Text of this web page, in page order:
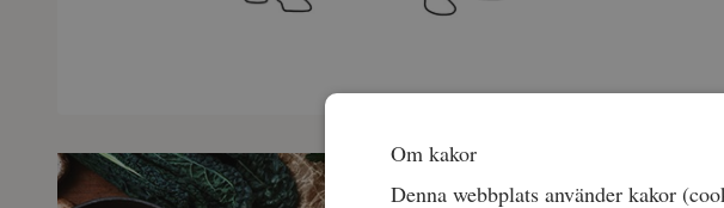
Om kakor
Denna webbplats använder kakor